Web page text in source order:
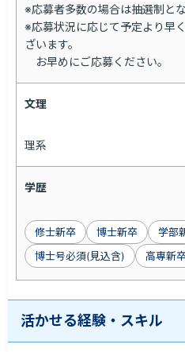
※応募者多数の場合は抽選制とな
※応募状況に応じて予定より早
ざいます。
お早めにご応募ください。
文理
理系
学歴
修士新卒 博士新卒 学部
博士号必須(見込含)
高専新
活かせる経験・スキル